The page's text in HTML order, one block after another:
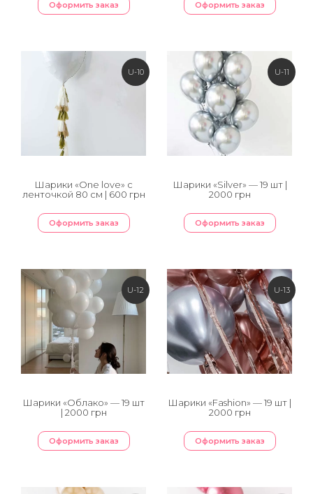
Оформить заказ Оформить заказ
U-10
Шарики «One love» с
ленточкой 80 см | 600 грн
Оформить заказ
U-11
Шарики «Silver» — 19 шт |
2000 грн
Оформить заказ
U-12
Шарики «Облако» — 19 шт
| 2000 грн
Оформить заказ
U-13
Шарики «Fashion» — 19 шт |
2000 грн
Оформить заказ